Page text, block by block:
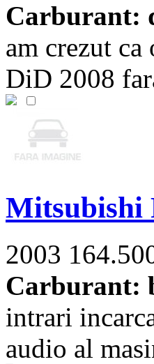
Carburant:
am crezut
DiD 2008
Mitsubishi
2003
Carburant:
intrari
audio al